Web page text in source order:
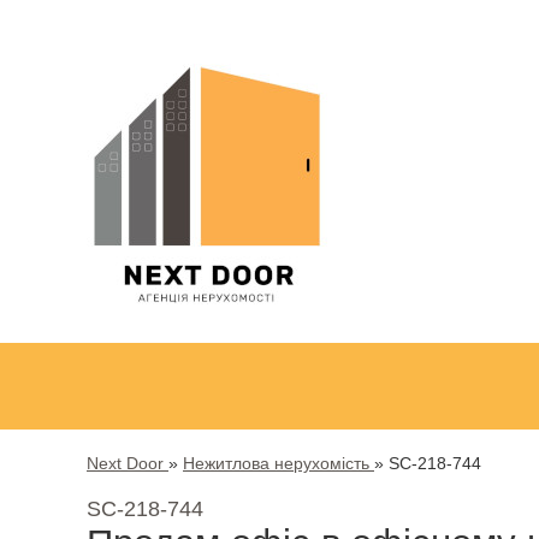
Next Door » Нежитлова нерухомість » SC-218-744
SC-218-744